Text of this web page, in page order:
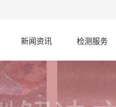
新闻资讯 检测服务